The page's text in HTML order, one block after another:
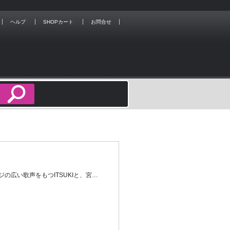
ヘルプ SHOPカート お問合せ
北海道出身、力強いファルセット、レンジの広い歌声をもつITSUKIと、宮崎県出身、少年のように素朴で ...